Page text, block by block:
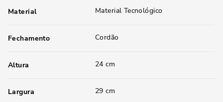
Material Material Tecnológico
Fechamento Cordão
Altura 24 cm
Largura 29 cm